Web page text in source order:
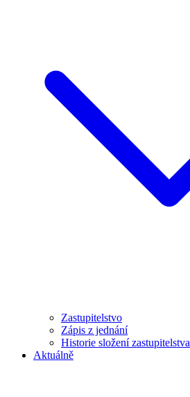
Zastupitelstvo
Zápis z jednání
Historie složení zastupitelstva
Aktuálně